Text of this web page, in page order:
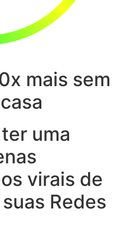
mais sem
uma
virais de
Redes